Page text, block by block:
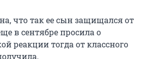
что так ее сын защищался от
в сентябре просила о
реакции тогда от классного